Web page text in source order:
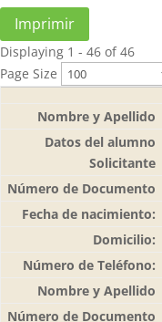
Imprimir
Displaying 1 - 46 of 46
Page Size